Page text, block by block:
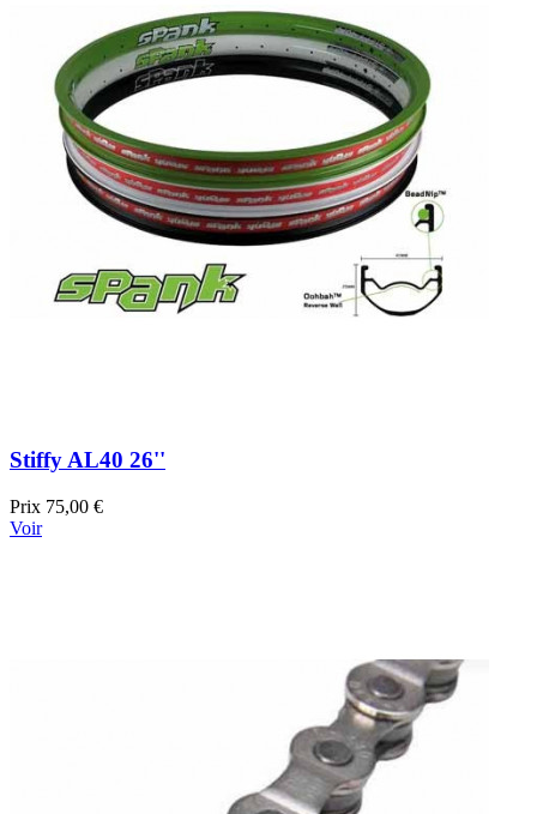
Stiffy AL40 26''
Prix 75,00 €
Voir